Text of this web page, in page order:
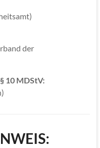
der
10 MDStV: